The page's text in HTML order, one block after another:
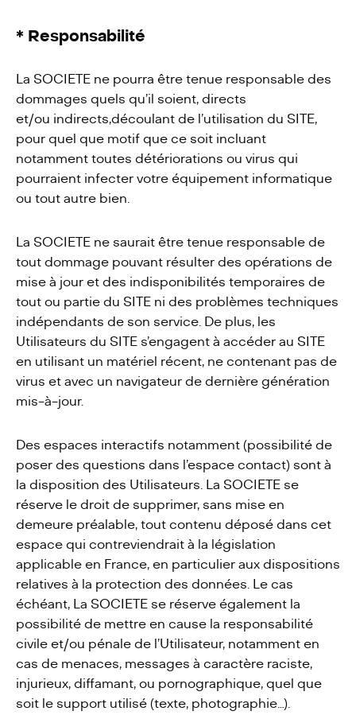
* Responsabilité
La SOCIETE ne pourra être tenue responsable des
dommages quels qu’il soient, directs
et/ou indirects,découlant de l’utilisation du SITE,
pour quel que motif que ce soit incluant
notamment toutes détériorations ou virus qui
pourraient infecter votre équipement informatique
ou tout autre bien.
La SOCIETE ne saurait être tenue responsable de
tout dommage pouvant résulter des opérations de
mise à jour et des indisponibilités temporaires de
tout ou partie du SITE ni des problèmes techniques
indépendants de son service. De plus, les
Utilisateurs du SITE s’engagent à accéder au SITE
en utilisant un matériel récent, ne contenant pas de
virus et avec un navigateur de dernière génération
mis-à-jour.
Des espaces interactifs notamment (possibilité de
poser des questions dans l’espace contact) sont à
la disposition des Utilisateurs. La SOCIETE se
réserve le droit de supprimer, sans mise en
demeure préalable, tout contenu déposé dans cet
espace qui contreviendrait à la législation
applicable en France, en particulier aux dispositions
relatives à la protection des données. Le cas
échéant, La SOCIETE se réserve également la
possibilité de mettre en cause la responsabilité
civile et/ou pénale de l’Utilisateur, notamment en
cas de menaces, messages à caractère raciste,
injurieux, diffamant, ou pornographique, quel que
soit le support utilisé (texte, photographie…).